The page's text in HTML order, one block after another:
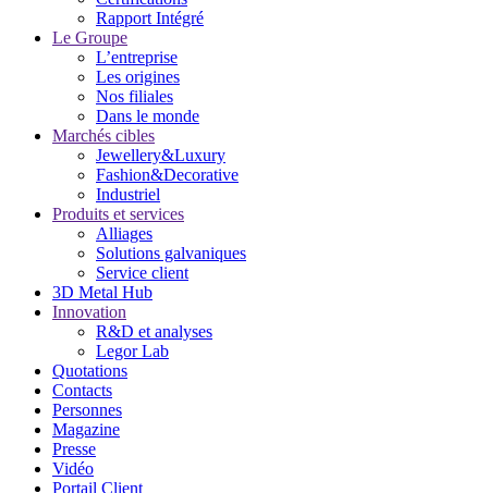
Rapport Intégré
Le Groupe
L’entreprise
Les origines
Nos filiales
Dans le monde
Marchés cibles
Jewellery&Luxury
Fashion&Decorative
Industriel
Produits et services
Alliages
Solutions galvaniques
Service client
3D Metal Hub
Innovation
R&D et analyses
Legor Lab
Quotations
Contacts
Personnes
Magazine
Presse
Vidéo
Portail Client